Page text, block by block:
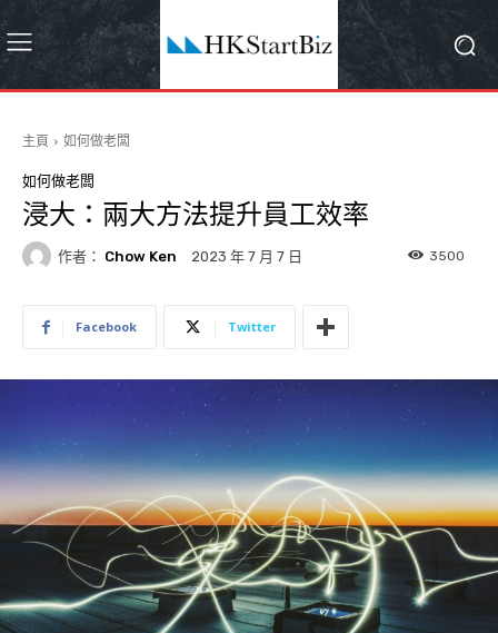
主頁 如何做老闆
如何做老闆
浸大：兩大方法提升員工效率
作者： Chow Ken 2023 年 7 月 7 日 3500
Facebook Twitter